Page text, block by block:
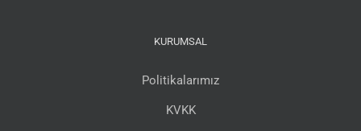
KURUMSAL
Politikalarımız
KVKK